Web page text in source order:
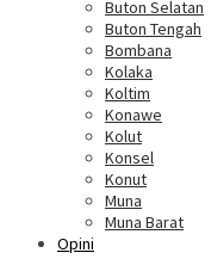
Buton Selatan
Buton Tengah
Bombana
Kolaka
Koltim
Konawe
Kolut
Konsel
Konut
Muna
Muna Barat
Opini